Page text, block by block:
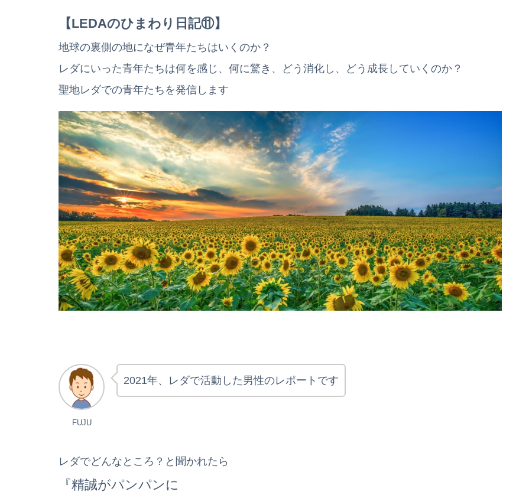
【LEDAのひまわり日記⑪】
地球の裏側の地になぜ青年たちはいくのか？
レダにいった青年たちは何を感じ、何に驚き、どう消化し、どう成長していくのか？
聖地レダでの青年たちを発信します
FUJU
2021年、レダで活動した男性のレポートです
レダでどんなところ？と聞かれたら
『精誠がパンパンに